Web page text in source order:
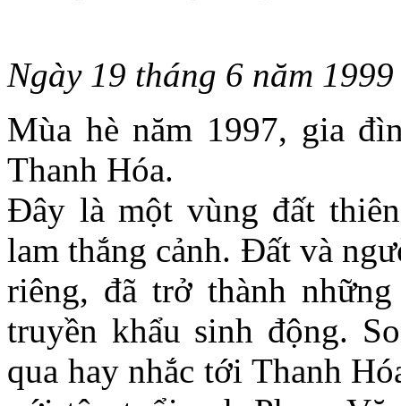
Ngày 19 tháng 6 năm 1999
Mùa hè năm 1997, gia
Thanh Hóa.
Đây là một vùng đất
lam thắng cảnh. Đất và
riêng, đã trở thành
truyền khẩu sinh động.
qua hay nhắc tới Thanh